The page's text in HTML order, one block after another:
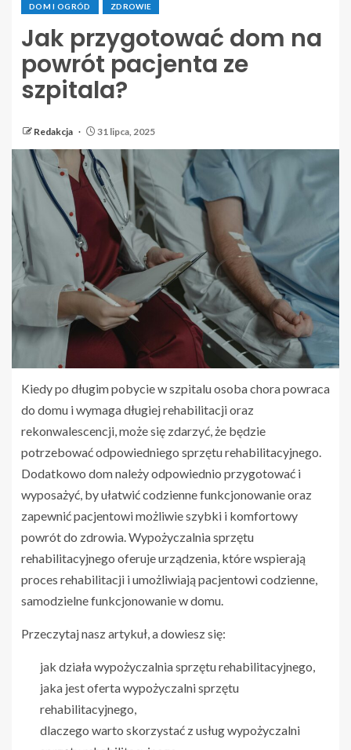
DOM I OGRÓD ZDROWIE
Jak przygotować dom na
powrót pacjenta ze
szpitala?
Redakcja 31 lipca, 2025
Kiedy po długim pobycie w szpitalu osoba chora powraca
do domu i wymaga długiej rehabilitacji oraz
rekonwalescencji, może się zdarzyć, że będzie
potrzebować odpowiedniego sprzętu rehabilitacyjnego.
Dodatkowo dom należy odpowiednio przygotować i
wyposażyć, by ułatwić codzienne funkcjonowanie oraz
zapewnić pacjentowi możliwie szybki i komfortowy
powrót do zdrowia. Wypożyczalnia sprzętu
rehabilitacyjnego oferuje urządzenia, które wspierają
proces rehabilitacji i umożliwiają pacjentowi codzienne,
samodzielne funkcjonowanie w domu.
Przeczytaj nasz artykuł, a dowiesz się:
jak działa wypożyczalnia sprzętu rehabilitacyjnego,
jaka jest oferta wypożyczalni sprzętu
rehabilitacyjnego,
dlaczego warto skorzystać z usług wypożyczalni